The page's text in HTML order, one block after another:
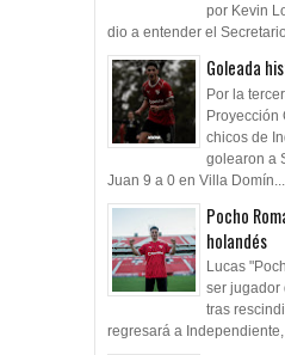
por Kevin
dio a entender el
Goleada
Por la
Proyección
chicos de
golearon a
Juan 9 a 0 en Villa Domín...
Pocho
holandés
Lucas
ser jugador
tras
regresará a